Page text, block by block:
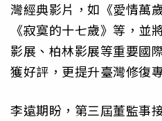
灣經典影片，如《愛情萬
《寂寞的十七歲》等，並
影展、柏林影展等重要國
獲好評，更提升臺灣修復
李遠期盼，第三屆董監事